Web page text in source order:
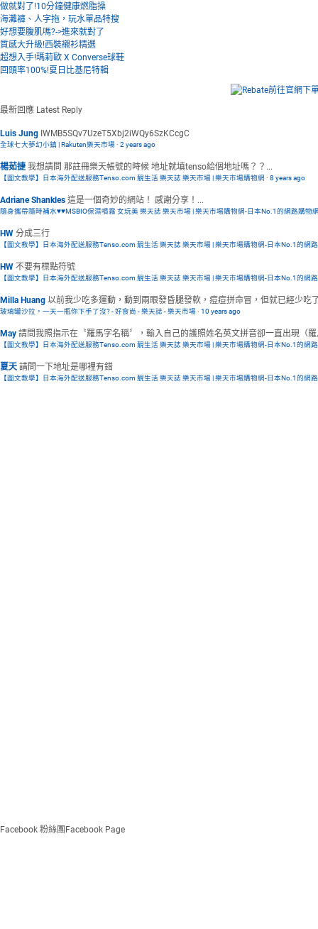
做就對了!10分鐘健康燃脂操
海灘褲、人字拖，玩水單品特搜
好想要腹肌嗎?->進來就對了
質感大升級!西裝襯衫精選
超想入手!瑪莉歐 X Converse球鞋
回頭率100%!夏日比基尼特輯
最新回應 Latest Reply
Luis Jung IWMB5SQv7UzeT5Xbj2iWQy6SzKCcgC
全球七大夢幻小鎮 | Rakuten樂天市場· 2 years ago
楊茹捷 我想請問 那註冊樂天帳號的時候 地址就填tenso給個地址嗎？？...
【圖文教學】日本海外配送服務Tenso.com 靚生活 樂天誌 樂天市場 | 樂天市場購物網 · 8 years ago
Adriane Shankles 這是一個奇妙的網站！ 感謝分享！...
隨身攜帶隨時補水♥♥MSBIO保濕噴霧 女玩美 樂天誌 樂天市場 | 樂天市場購物網-日本No.1的網路購物
HW 分成三行
【圖文教學】日本海外配送服務Tenso.com 靚生活 樂天誌 樂天市場 | 樂天市場購物網-日本No.1的網
HW 不要有標點符號
【圖文教學】日本海外配送服務Tenso.com 靚生活 樂天誌 樂天市場 | 樂天市場購物網-日本No.1的網
Milla Huang 以前我少吃多運動，動到兩眼發昏腿發軟，痘痘拼命冒，但就已經少吃
玻璃罐沙拉，一天一瓶你下手了沒? - 好食尚 - 樂天誌 - 樂天市場· 10 years ago
May 請問我照指示在〝羅馬字名稱〞，輸入自己的護照姓名英文拼音卻一直出現（
【圖文教學】日本海外配送服務Tenso.com 靚生活 樂天誌 樂天市場 | 樂天市場購物網-日本No.1的網
夏天 請問一下地址是哪裡有錯
【圖文教學】日本海外配送服務Tenso.com 靚生活 樂天誌 樂天市場 | 樂天市場購物網-日本No.1的網
Facebook 粉絲團 Facebook Page